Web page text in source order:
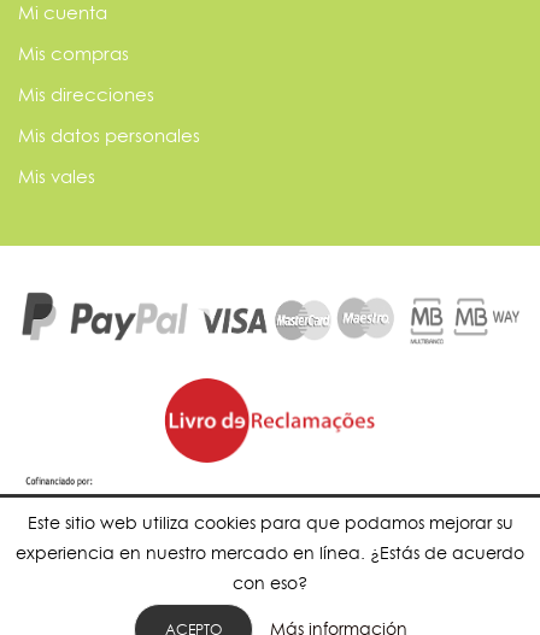
Este sitio web utiliza cookies para que podamos mejorar su
experiencia en nuestro mercado en línea. ¿Estás de acuerdo
con eso?
ACEPTO Más información
Mi cuenta
Mis compras
Mis direcciones
Mis datos personales
Mis vales